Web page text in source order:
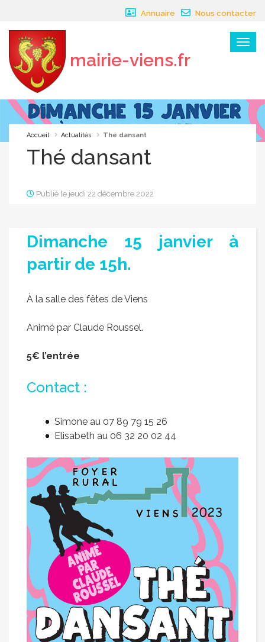
Annuaire Nous contacter
Menu
mairie-viens.fr
×
Accueil Actualités Thé dansant
Thé dansant
Publié le jeudi 22 décembre 2022
Dimanche 15 janvier à
partir de 15h.
À la salle des fêtes de Viens
Animé par Claude Roussel.
5€ l’entrée
Contact :
Simone au 07 89 79 15 26
Elisabeth au 06 32 20 02 44
Panneau de gestion des cookies